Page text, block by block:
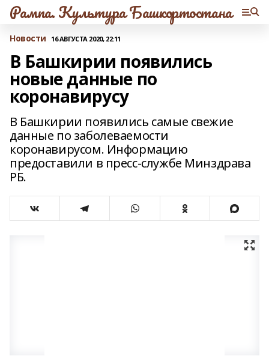
Рампа. Культура Башкортостана
Новости 16 АВГУСТА 2020, 22:11
В Башкирии появились
новые данные по
коронавирусу
В Башкирии появились самые свежие
данные по заболеваемости
коронавирусом. Информацию
предоставили в пресс-службе Минздрава
РБ.